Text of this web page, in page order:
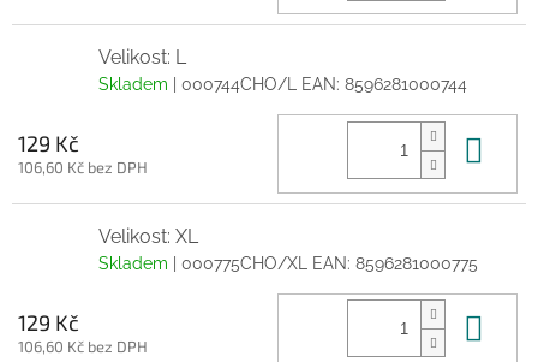
Velikost: L
Skladem | 000744CHO/L EAN: 8596281000744
129 Kč
106,60 Kč bez DPH
Velikost: XL
Skladem | 000775CHO/XL EAN: 8596281000775
129 Kč
106,60 Kč bez DPH